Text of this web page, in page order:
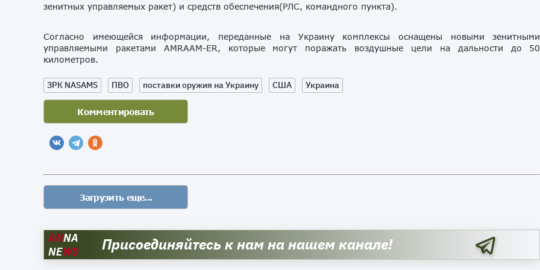
зенитных управляемых ракет) и средств обеспечения(РЛС, командного пункта).
Согласно имеющейся информации, переданные на Украину комплексы оснащены новыми зенитными
управляемыми ракетами AMRAAM-ER, которые могут поражать воздушные цели на дальности до 50
километров.
ЗРК NASAMS ПВО поставки оружия на Украину США Украина
ANNA
NEWS Присоединяйтесь к нам на нашем канале!